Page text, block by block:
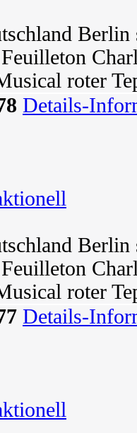
Berlin
roter
Details-
Berlin
roter
Details-